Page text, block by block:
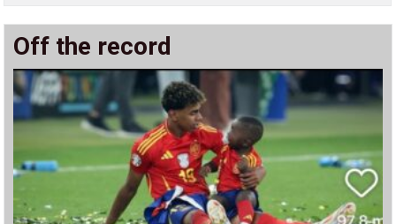
Off the record